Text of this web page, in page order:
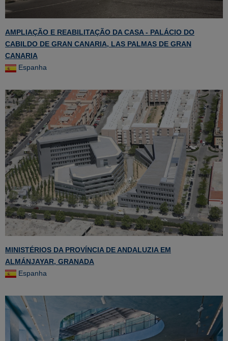
AMPLIAÇÃO E REABILITAÇÃO DA CASA - PALÁCIO DO
CABILDO DE GRAN CANARIA, LAS PALMAS DE GRAN
CANARIA
Espanha
MINISTÉRIOS DA PROVÍNCIA DE ANDALUZIA EM
ALMÁNJAYAR, GRANADA
Espanha